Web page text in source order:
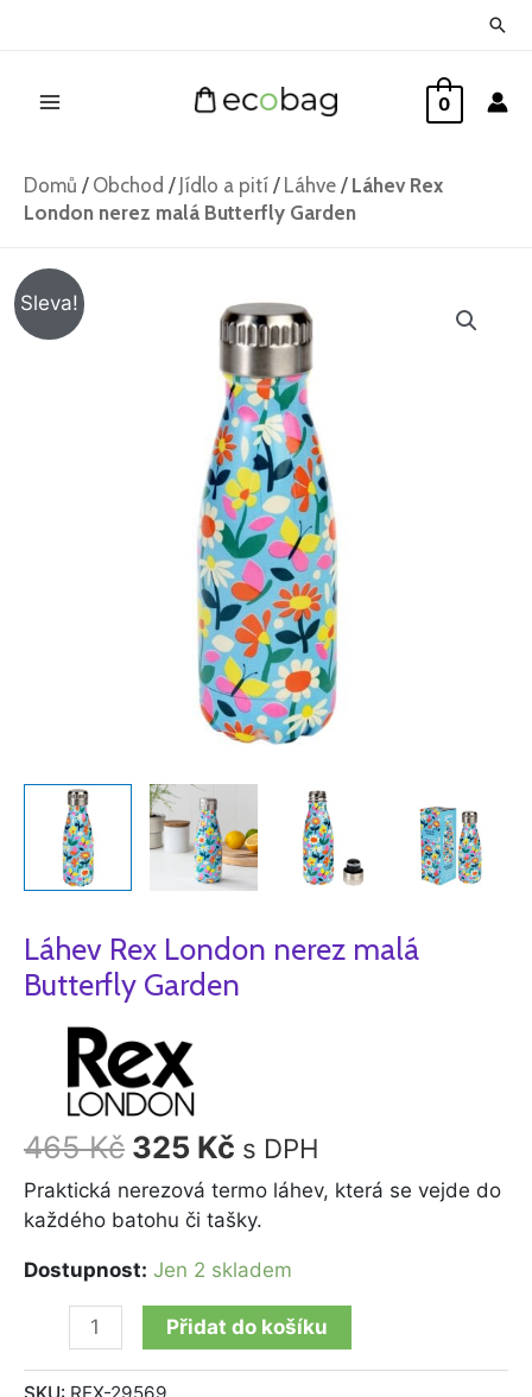
0
Domů / Obchod / Jídlo a pití / Láhve / Láhev Rex
London nerez malá Butterfly Garden
Sleva!
Láhev Rex London nerez malá
Butterfly Garden
465Kč
Původní
465 Kč.
325 Kč
Aktuální
cena
je:
325 Kč.
s DPH
Praktická nerezová termo láhev, která se vejde do
každého batohu či tašky.
Dostupnost: Jen 2 skladem
Láhev
Přidat do košíku